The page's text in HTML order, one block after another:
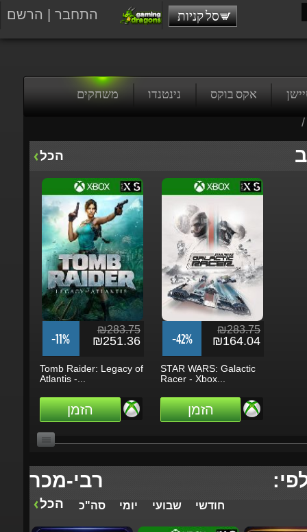
התחבר הרשם סל קניות
אקס בוקס נינטנדו משחקים
/
הכל
-11%
₪283.75
₪251.36
Atlantis -...
הזמן
-42%
₪283.75
₪164.04
Racer - Xbox...
הזמן
רבי-מכר